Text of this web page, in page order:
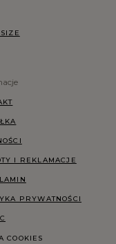
I REKLAMACJE
PRYWATNOŚCI
COOKIES